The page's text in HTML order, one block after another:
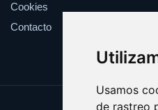
Usamos
de rastreo
Cookies
Contacto